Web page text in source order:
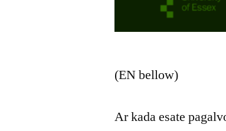
(EN bellow)
Ar kada esate